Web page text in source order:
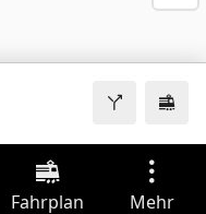
Fahrplan Mehr